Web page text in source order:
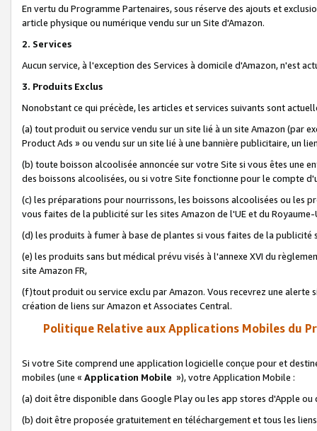
En vertu du Programme Partenaires, sous réserve des ajouts et
article physique ou numérique vendu sur un Site d'Amazon.
2. Services
Aucun service, à l'exception des Services à domicile d'Amazon, n'est
3. Produits Exclus
Nonobstant ce qui précède, les articles et services suivants sont
(a) tout produit ou service vendu sur un site lié à un site Amazon (par
Product Ads » ou vendu sur un site lié à une bannière publicitaire, un
(b) toute boisson alcoolisée annoncée sur votre Site si vous êtes une
des boissons alcoolisées, ou si votre Site fonctionne pour le compte
(c) les préparations pour nourrissons, les boissons alcoolisées ou les
vous faites de la publicité sur les sites Amazon de l'UE et du Royaume-
(d) les produits à fumer à base de plantes si vous faites de la publicité
(e) les produits sans but médical prévu visés à l'annexe XVI du
site Amazon FR,
(f)tout produit ou service exclu par Amazon. Vous recevrez une alerte
création de liens sur Amazon et Associates Central.
Politique Relative aux Applications Mobiles du
Si votre Site comprend une application logicielle conçue pour et
mobiles (une « Application Mobile »), votre Application Mobile :
(a) doit être disponible dans Google Play ou les app stores d'Apple ou
(b) doit être proposée gratuitement en téléchargement et tous les